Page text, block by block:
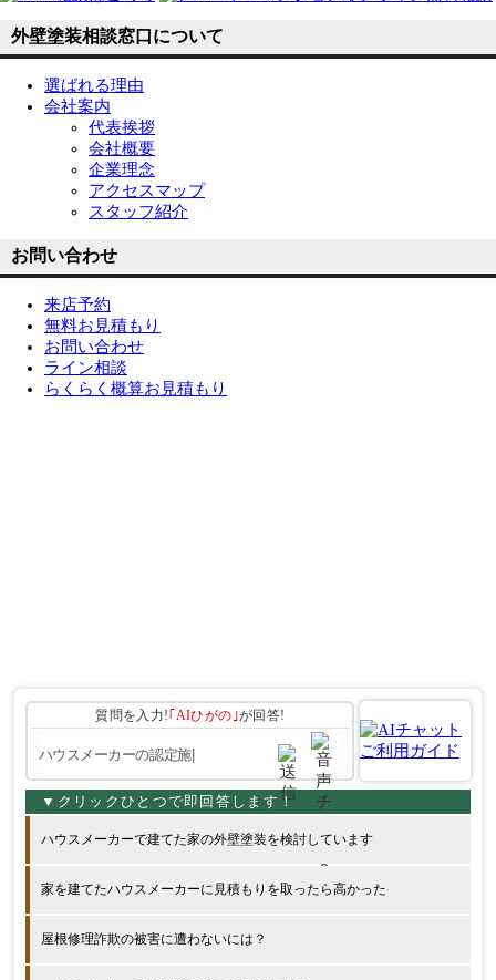
外壁塗装相談窓口について
選ばれる理由
会社案内
代表挨拶
会社概要
企業理念
アクセスマップ
スタッフ紹介
お問い合わせ
来店予約
無料お見積もり
お問い合わせ
ライン相談
らくらく概算お見積もり
質問を入力!｢AIひがの｣が回答!
ハウスメーカーで建てた家の外壁塗装を検討しています
家を建てたハウスメーカーに見積もりを取ったら高かった
屋根修理詐欺の被害に遭わないには？